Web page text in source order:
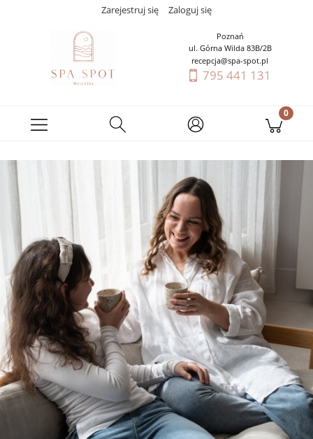
Zarejestruj się Zaloguj się
Poznań
ul. Górna Wilda 83B/2B
recepcja@spa-spot.pl
795 441 131